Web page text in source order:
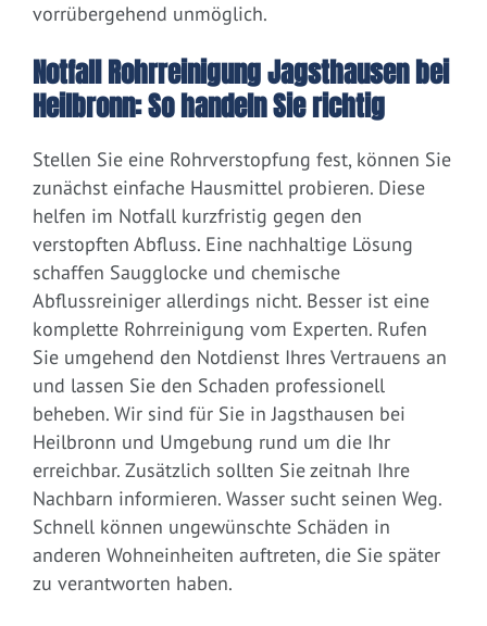
vorrübergehend unmöglich.
Notfall Rohrreinigung Jagsthausen bei
Heilbronn: So handeln Sie richtig
Stellen Sie eine Rohrverstopfung fest, können Sie
zunächst einfache Hausmittel probieren. Diese
helfen im Notfall kurzfristig gegen den
verstopften Abfluss. Eine nachhaltige Lösung
schaffen Saugglocke und chemische
Abflussreiniger allerdings nicht. Besser ist eine
komplette Rohrreinigung vom Experten. Rufen
Sie umgehend den Notdienst Ihres Vertrauens an
und lassen Sie den Schaden professionell
beheben. Wir sind für Sie in Jagsthausen bei
Heilbronn und Umgebung rund um die Ihr
erreichbar. Zusätzlich sollten Sie zeitnah Ihre
Nachbarn informieren. Wasser sucht seinen Weg.
Schnell können ungewünschte Schäden in
anderen Wohneinheiten auftreten, die Sie später
zu verantworten haben.